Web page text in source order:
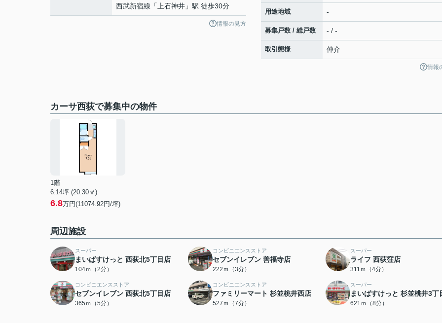
西武新宿線 「 上石神井 」駅 徒歩30分
情報の見方
用途地域 -
募集戸数 / 総戸数 - / -
取引態様 仲介
情報
カーサ西荻で募集中の物件
1階
6.14坪 (20.30㎡)
6.8万円(11074.92円/坪)
周辺施設
スーパー
まいばすけっと 西荻北5丁目店
104ｍ（2分）
コンビニエンスストア
セブンイレブン 善福寺店
222ｍ（3分）
スーパー
ライフ 西荻窪店
311ｍ（4分）
コンビニエンスストア
セブンイレブン 西荻北5丁目店
365ｍ（5分）
コンビニエンスストア
ファミリーマート 杉並桃井西店
527ｍ（7分）
スーパー
まいばすけっと 杉並桃井3丁
621ｍ（8分）